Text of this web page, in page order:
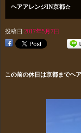
ヘアアレンジIN京都☆
投稿日 2017年5月7日
この前の休日は京都までヘ